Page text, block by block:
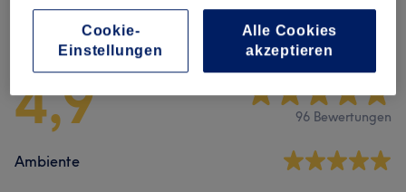
Salonbewertungen
4,9 96 Bewertungen
Ambiente
Cookie-
Einstellungen
Alle Cookies
akzeptieren